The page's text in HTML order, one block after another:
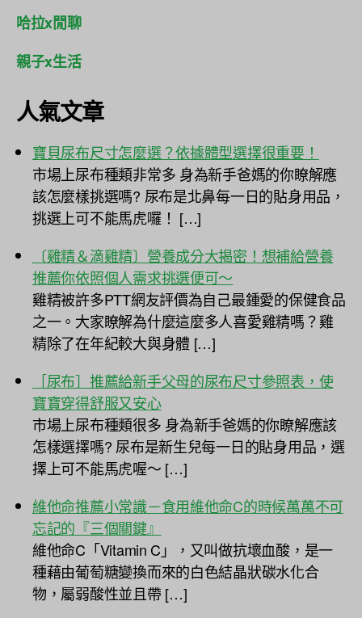
哈拉x閒聊
親子x生活
人氣文章
寶貝尿布尺寸怎麼選？依據體型選擇很重要！
市場上尿布種類非常多 身為新手爸媽的你瞭解應
該怎麼樣挑選嗎? 尿布是北鼻每一日的貼身用品，
挑選上可不能馬虎囉！ […]
〔雞精＆滴雞精〕營養成分大揭密！想補給營養
推薦你依照個人需求挑選便可～
雞精被許多PTT網友評價為自己最鍾愛的保健食品
之一。大家瞭解為什麼這麼多人喜愛雞精嗎？雞
精除了在年紀較大與身體 […]
［尿布］推薦給新手父母的尿布尺寸參照表，使
寶寶穿得舒服又安心
市場上尿布種類很多 身為新手爸媽的你瞭解應該
怎樣選擇嗎? 尿布是新生兒每一日的貼身用品，選
擇上可不能馬虎喔～ […]
維他命推薦小常識－食用維他命C的時候萬萬不可
忘記的『三個關鍵』
維他命C「Vitamin C」，又叫做抗壞血酸，是一
種藉由葡萄糖變換而來的白色結晶狀碳水化合
物，屬弱酸性並且帶 […]